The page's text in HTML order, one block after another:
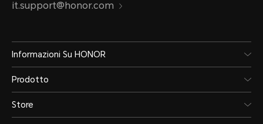
it.support@honor.com
Informazioni Su HONOR
Prodotto
Store